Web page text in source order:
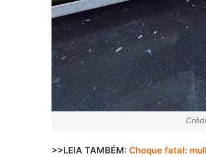
>>LEIA TAMBÉM: Choque fatal: